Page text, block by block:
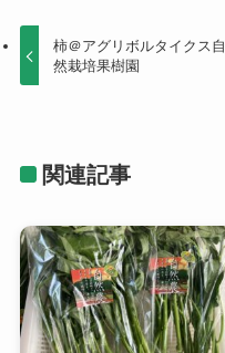
柿＠アグリボルタイクス自
然栽培果樹園
関連記事